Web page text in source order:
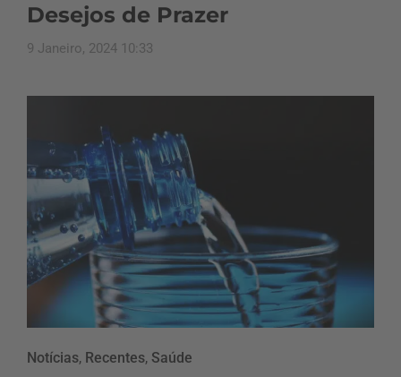
Desejos de Prazer
9 Janeiro, 2024 10:33
Notícias, Recentes, Saúde